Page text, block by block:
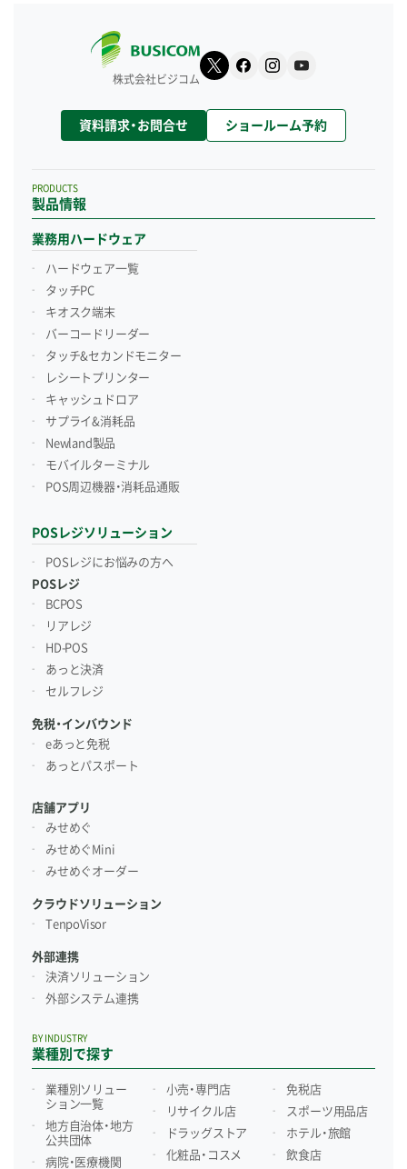
株式会社ビジコム
資料請求・お問合せ ショールーム予約
製品情報
PRODUCTS
業務用ハードウェア
ハードウェア一覧
タッチPC
キオスク端末
バーコードリーダー
タッチ&セカンドモニター
レシートプリンター
キャッシュドロア
サプライ&消耗品
Newland製品
モバイルターミナル
POS周辺機器・消耗品通販
POSレジソリューション
POSレジにお悩みの方へ
POSレジ
BCPOS
リアレジ
HD-POS
あっと決済
セルフレジ
免税・インバウンド
eあっと免税
あっとパスポート
店舗アプリ
みせめぐ
みせめぐMini
みせめぐオーダー
クラウドソリューション
TenpoVisor
外部連携
決済ソリューション
外部システム連携
業種別で探す
BY INDUSTRY
業種別ソリュー
ション一覧
地方自治体・地方
公共団体
病院・医療機関
小売・専門店
リサイクル店
ドラッグストア
化粧品・コスメ
免税店
スポーツ用品店
ホテル・旅館
飲食店